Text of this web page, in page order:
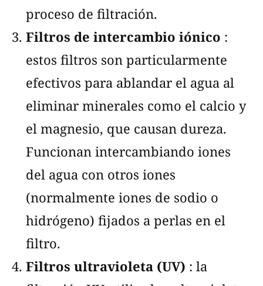
proceso de filtración.
Filtros de intercambio iónico :
estos filtros son particularmente
efectivos para ablandar el agua al
eliminar minerales como el calcio y
el magnesio, que causan dureza.
Funcionan intercambiando iones
del agua con otros iones
(normalmente iones de sodio o
hidrógeno) fijados a perlas en el
filtro.
Filtros ultravioleta (UV) : la